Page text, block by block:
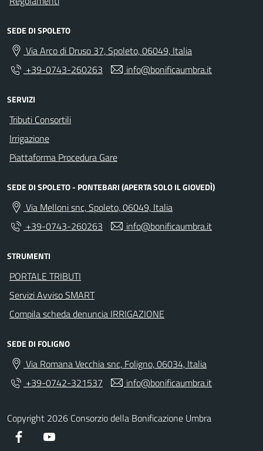
SEDE DI SPOLETO
Via Arco di Druso 37, Spoleto, 06049, Italia
+39-0743-260263
info@bonificaumbra.it
SERVIZI
Tributi Consortili
Irrigazione
Piattaforma Procedura Gare
SEDE DI SPOLETO - PONTEBARI (APERTA SOLO IL GIOVEDÌ)
Via Melloni snc, Spoleto, 06049, Italia
+39-0743-260263
info@bonificaumbra.it
STRUMENTI
PORTALE TRIBUTI
Servizi Avviso SMART
Compila scheda denuncia IRRIGAZIONE
SEDE DI FOLIGNO
Via Romana Vecchia snc, Foligno, 06034, Italia
+39-0742-321537
info@bonificaumbra.it
Copyright 2026 Consorzio della Bonificazione Umbra
Facebook